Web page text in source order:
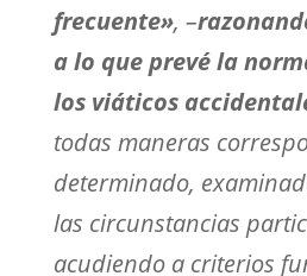
frecuente», –
a lo que prevé la
los viáticos
todas maneras
determinado,
las circunstancias
acudiendo a criterios